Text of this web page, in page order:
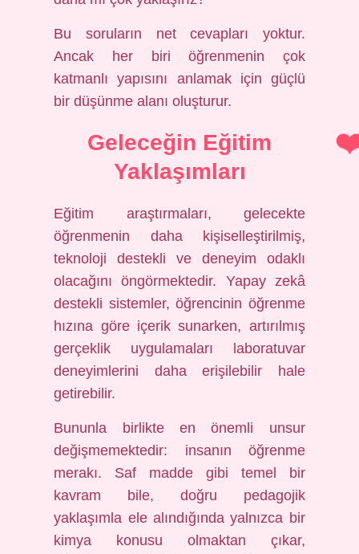
Bu soruların net cevapları yoktur.
Ancak her biri öğrenmenin çok
katmanlı yapısını anlamak için güçlü
bir düşünme alanı oluşturur.
Geleceğin Eğitim
Yaklaşımları
Eğitim araştırmaları, gelecekte
öğrenmenin daha kişiselleştirilmiş,
teknoloji destekli ve deneyim odaklı
olacağını öngörmektedir. Yapay zekâ
destekli sistemler, öğrencinin öğrenme
hızına göre içerik sunarken, artırılmış
gerçeklik uygulamaları laboratuvar
deneyimlerini daha erişilebilir hale
getirebilir.
Bununla birlikte en önemli unsur
değişmemektedir: insanın öğrenme
merakı. Saf madde gibi temel bir
kavram bile, doğru pedagojik
yaklaşımla ele alındığında yalnızca bir
kimya konusu olmaktan çıkar,